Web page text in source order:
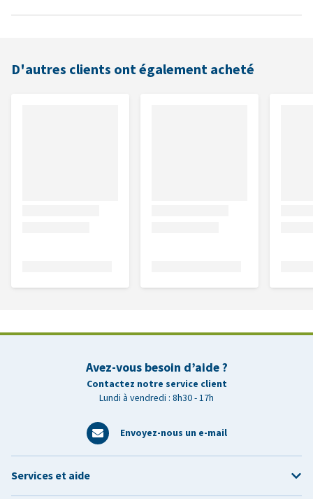
D'autres clients ont également acheté
Avez-vous besoin d’aide ?
Contactez notre service client
Lundi à vendredi : 8h30 - 17h
Envoyez-nous un e-mail
Services et aide